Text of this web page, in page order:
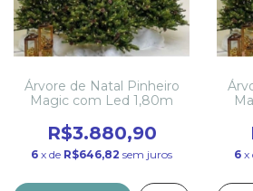
Árvore de Natal Pinheiro
Magic com Led 1,80m
R$3.880,90
6 x de R$646,82 sem juros 6 x